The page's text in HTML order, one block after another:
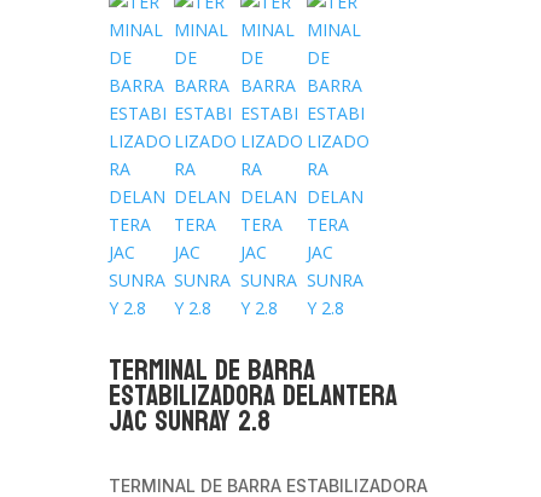
TERMINAL DE BARRA
ESTABILIZADORA DELANTERA
JAC SUNRAY 2.8
TERMINAL DE BARRA ESTABILIZADORA